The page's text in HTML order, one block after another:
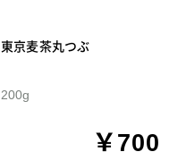
東京麦茶丸つぶ
200g
￥700